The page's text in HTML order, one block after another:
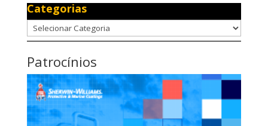
Categorias
Categorias
Patrocínios